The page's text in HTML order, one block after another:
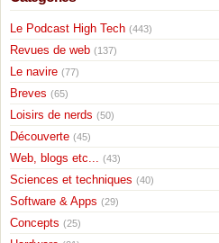
Le Podcast High Tech (443)
Revues de web (137)
Le navire (77)
Breves (65)
Loisirs de nerds (50)
Découverte (45)
Web, blogs etc... (43)
Sciences et techniques (40)
Software & Apps (29)
Concepts (25)